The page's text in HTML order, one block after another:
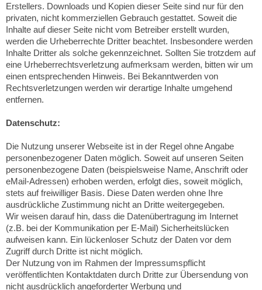
Erstellers. Downloads und Kopien dieser Seite sind nur für den
privaten, nicht kommerziellen Gebrauch gestattet. Soweit die
Inhalte auf dieser Seite nicht vom Betreiber erstellt wurden,
werden die Urheberrechte Dritter beachtet. Insbesondere werden
Inhalte Dritter als solche gekennzeichnet. Sollten Sie trotzdem auf
eine Urheberrechtsverletzung aufmerksam werden, bitten wir um
einen entsprechenden Hinweis. Bei Bekanntwerden von
Rechtsverletzungen werden wir derartige Inhalte umgehend
entfernen.
Datenschutz:
Die Nutzung unserer Webseite ist in der Regel ohne Angabe
personenbezogener Daten möglich. Soweit auf unseren Seiten
personenbezogene Daten (beispielsweise Name, Anschrift oder
eMail-Adressen) erhoben werden, erfolgt dies, soweit möglich,
stets auf freiwilliger Basis. Diese Daten werden ohne Ihre
ausdrückliche Zustimmung nicht an Dritte weitergegeben.
Wir weisen darauf hin, dass die Datenübertragung im Internet
(z.B. bei der Kommunikation per E-Mail) Sicherheitslücken
aufweisen kann. Ein lückenloser Schutz der Daten vor dem
Zugriff durch Dritte ist nicht möglich.
Der Nutzung von im Rahmen der Impressumspflicht
veröffentlichten Kontaktdaten durch Dritte zur Übersendung von
nicht ausdrücklich angeforderter Werbung und